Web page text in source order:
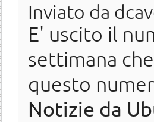
Inviato da
E' uscito il
settimana
questo
Notizie da